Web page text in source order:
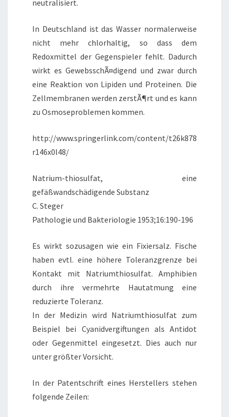
neutralisiert.
In Deutschland ist das Wasser normalerweise
nicht mehr chlorhaltig, so dass dem
Redoxmittel der Gegenspieler fehlt. Dadurch
wirkt es GewebsschÃ¤digend und zwar durch
eine Reaktion von Lipiden und Proteinen. Die
Zellmembranen werden zerstÃ¶rt und es kann
zu Osmoseproblemen kommen.
http://www.springerlink.com/content/t26k878
r146x0l48/
Natrium-thiosulfat, eine
gefäßwandschädigende Substanz
C. Steger
Pathologie und Bakteriologie 1953;16:190-196
Es wirkt sozusagen wie ein Fixiersalz. Fische
haben evtl. eine höhere Toleranzgrenze bei
Kontakt mit Natriumthiosulfat. Amphibien
durch ihre vermehrte Hautatmung eine
reduzierte Toleranz.
In der Medizin wird Natriumthiosulfat zum
Beispiel bei Cyanidvergiftungen als Antidot
oder Gegenmittel eingesetzt. Dies auch nur
unter größter Vorsicht.
In der Patentschrift eines Herstellers stehen
folgende Zeilen: